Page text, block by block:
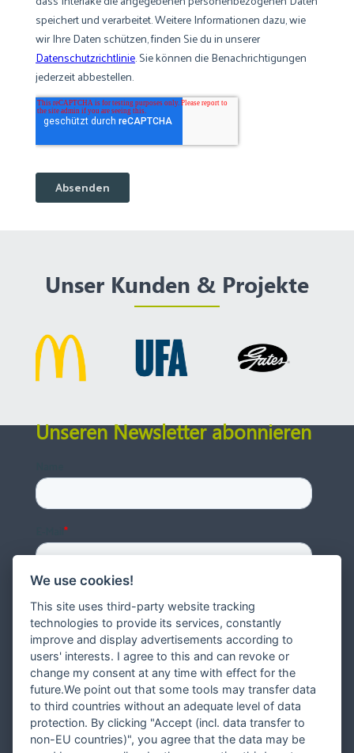
Unser Kunden & Projekte
Unseren Newsletter abonnieren
We use cookies!
This site uses third-party website tracking
technologies to provide its services, constantly
improve and display advertisements according to
users' interests. I agree to this and can revoke or
change my consent at any time with effect for the
future.We point out that some tools may transfer data
to third countries without an adequate level of data
protection. By clicking "Accept (incl. data transfer to
non-EU countries)", you agree that the data may be